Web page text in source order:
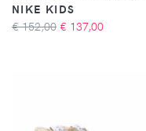
NIKE KIDS
€ 152,00 € 137,00